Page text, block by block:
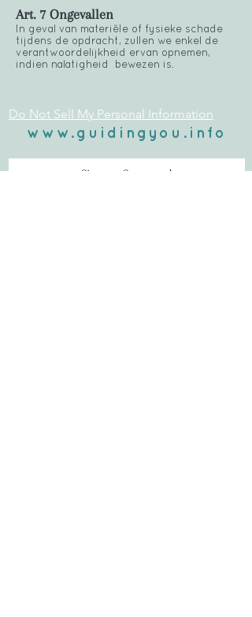
Art. 7 Ongevallen
In geval van materiële of fysieke schade
tijdens de opdracht, zullen we enkel de
verantwoordelijkheid ervan opnemen,
indien nalatigheid bewezen is.
Do Not Sell My Personal Information
www.guidingyou.info
Sign up. Stay tuned